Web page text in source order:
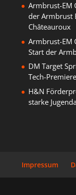
Armbrust-EM
der Armbrust
Châteauroux
Armbrust-EM
Start der
DM Target
Tech-
H&N
starke
Impressum